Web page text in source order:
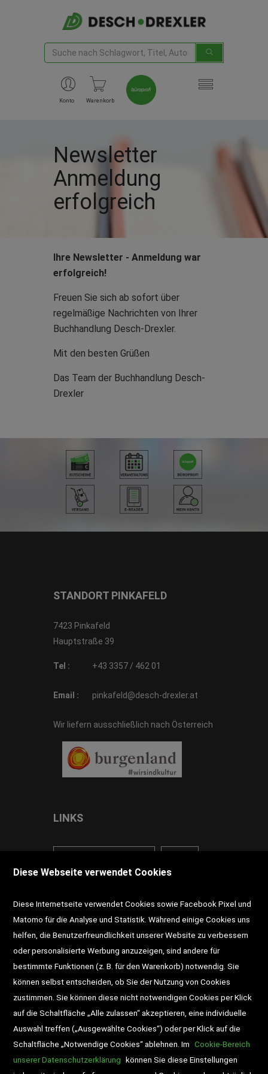
Konto Warenkorb
Newsletter
Anmeldung
erfolgreich
Ihre Newsletter - Anmeldung war
erfolgreich!
Freuen Sie sich ab sofort über
regelmäßige Nachrichten von Ihrer
Buchhandlung Desch-Drexler.
Mit den besten Grüßen
Das Team der Buchhandlung Desch-
Drexler
STANDORT PINKAFELD
7423 Pinkafeld
Hauptstraße 39
Tel : +43 3357 / 462 01
Email : pinkafeld@desch-drexler.at
Wir liefern ausschließlich nach Österreich
LINKS
DD-Magazin Buchtipps
Newsletter Schultaschen
Veranstaltungen
Diese Webseite verwendet Cookies
Diese Internetseite verwendet Cookies sowie Facebook Pixel und
Matomo für die Analyse und Statistik. Während einige Cookies uns
helfen, die Benutzerfreundlichkeit unserer Website zu verbessern
oder personalisierte Werbung anzuzeigen, sind andere für
bestimmte Funktionen (z. B. für den Warenkorb) notwendig. Sie
können selbst entscheiden, ob Sie der Nutzung von Cookies
zustimmen. Sie können diese nicht notwendigen Cookies per Klick
auf die Schaltfläche „Alle zulassen“ akzeptieren, eine individuelle
Auswahl treffen („Ausgewählte Cookies“) oder per Klick auf die
Schaltfläche „Notwendige Cookies“ ablehnen. Im Cookie-Bereich
unserer Datenschutzerklärung können Sie diese Einstellungen